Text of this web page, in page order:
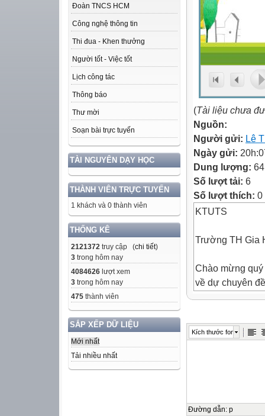
Đoàn TNCS HCM
Công nghệ thông tin
Thi đua - Khen thưởng
Người tốt - Việc tốt
Lịch công tác
Thông báo
Thư mời
Soạn bài trực tuyến
TÀI NGUYÊN DẠY HỌC
THÀNH VIÊN TRỰC TUYẾN
1 khách và 0 thành viên
THỐNG KÊ
2121372 truy cập (chi tiết)
3 trong hôm nay
4084626 lượt xem
3 trong hôm nay
475 thành viên
SẮP XẾP DỮ LIỆU
Mới nhất
Tải nhiều nhất
(Tài liệu chưa
Nguồn:
Người gửi: Lê
Ngày gửi:
Dung lượng:
Số lượt tải: 6
Số lượt thích: 0
KTUTS
Trường TH Gia
Chào mừng
về dự chuyên đề
BỜ
10 : 2 = 5
Kích thước font
Đường dẫn: p